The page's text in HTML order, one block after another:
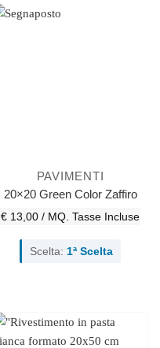
PAVIMENTI
20×20 Green Color Zaffiro
€ 13,00 / MQ. Tasse Incluse
Scelta: 1ª Scelta